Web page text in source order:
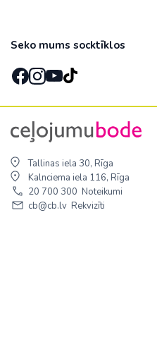
Seko mums socktīklos
Tallinas iela 30, Rīga
Kalnciema iela 116, Rīga
20 700 300 Noteikumi
cb@cb.lv Rekvizīti